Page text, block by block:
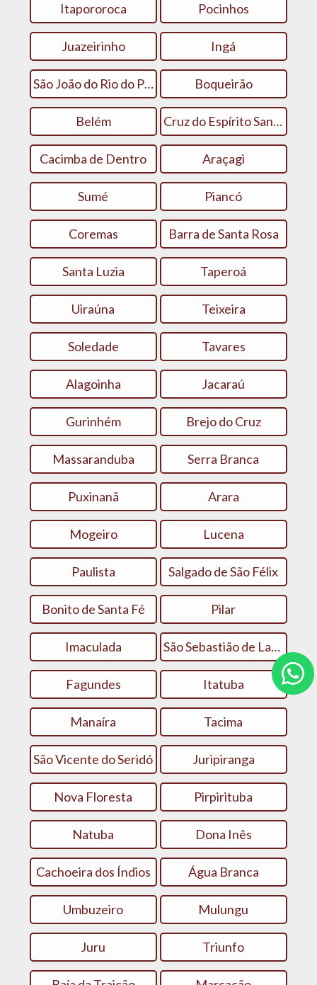
Itapororoca Pocinhos
Juazeirinho Ingá
São João do Rio do Peixe Boqueirão
Belém Cruz do Espírito Santo
Cacimba de Dentro Araçagi
Sumé Piancó
Coremas Barra de Santa Rosa
Santa Luzia Taperoá
Uiraúna Teixeira
Soledade Tavares
Alagoinha Jacaraú
Gurinhém Brejo do Cruz
Massaranduba Serra Branca
Puxinanã Arara
Mogeiro Lucena
Paulista Salgado de São Félix
Bonito de Santa Fé Pilar
Imaculada São Sebastião de Lagoa de Roça
Fagundes Itatuba
Manaíra Tacima
São Vicente do Seridó Juripiranga
Nova Floresta Pirpirituba
Natuba Dona Inês
Cachoeira dos Índios Água Branca
Umbuzeiro Mulungu
Juru Triunfo